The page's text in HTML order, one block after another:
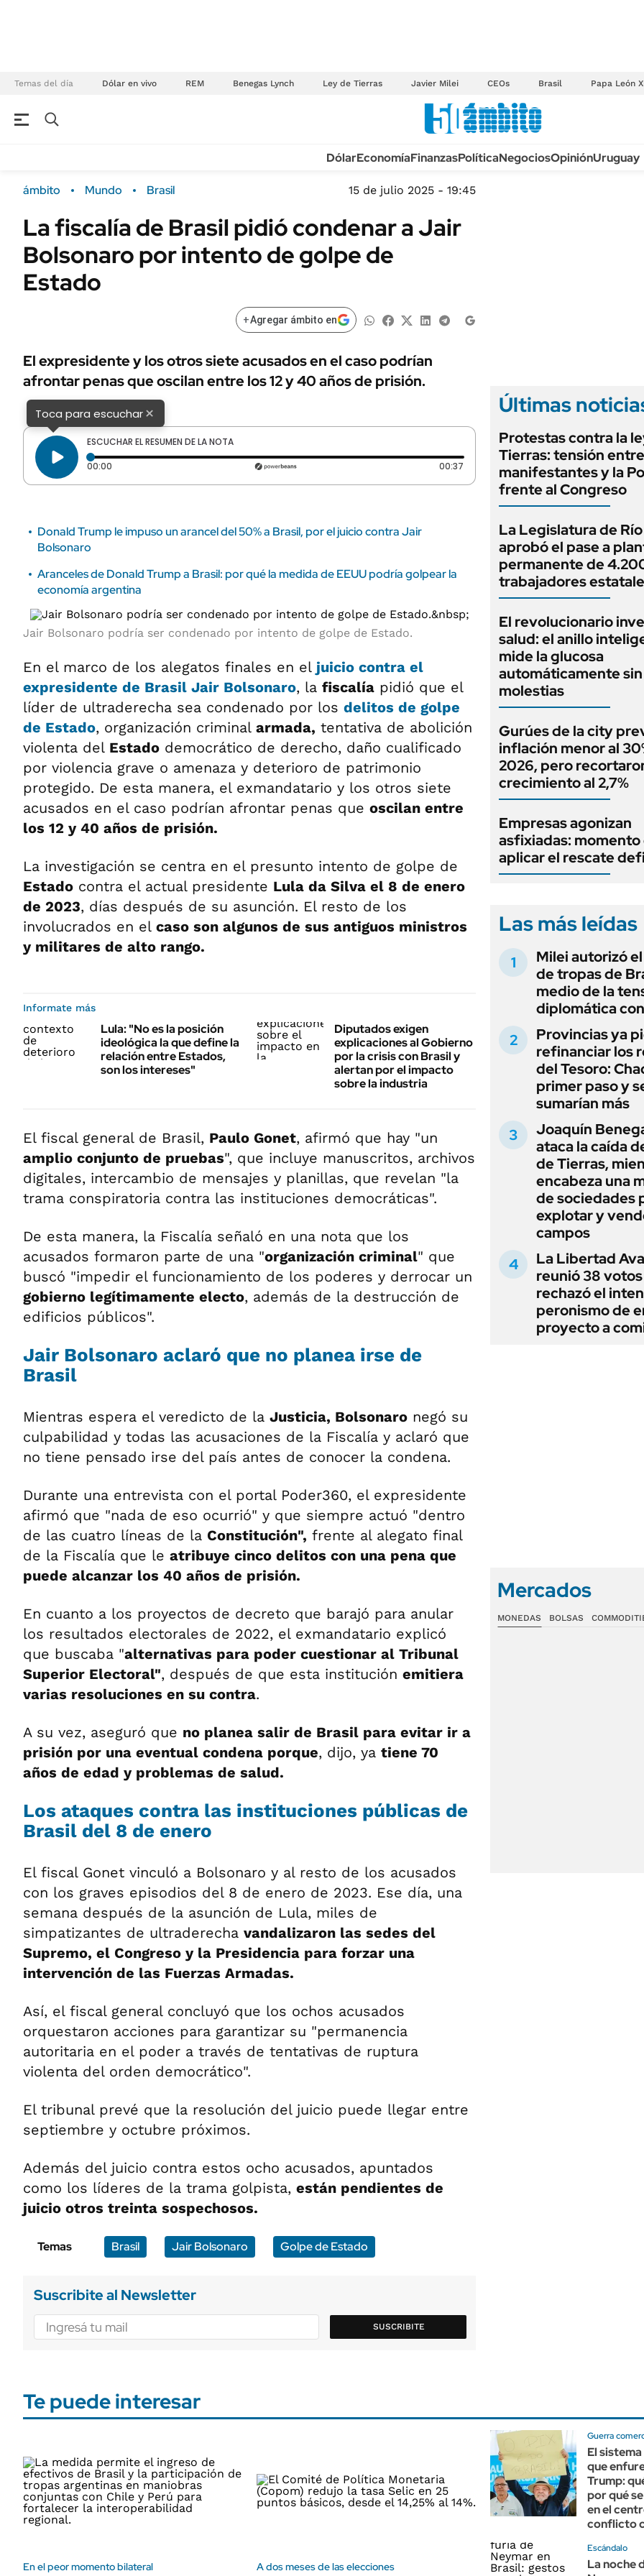
Temas del día Dólar en vivo REM Benegas Lynch Ley de Tierras Javier Milei CEOs Brasil Papa León
Campo
FINANZAS
Dólar
Sustentabilidad
URUGUAY
TECNOLOGÍA
MÉXICO
MUNDO
INFORMACIÓN GENERAL
AUTOS
DólarEconomíaFinanzasPolíticaNegociosOpiniónUruguay
ámbito Mundo Brasil 15 de julio 2025 - 19:45
La fiscalía de Brasil pidió condenar a Jair
Bolsonaro por intento de golpe de
Estado
+Agregar ámbito en
El expresidente y los otros siete acusados en el caso podrían
afrontar penas que oscilan entre los 12 y 40 años de prisión.
Toca para escuchar×
ESCUCHAR EL RESUMEN DE LA NOTA
00:00 Tiempo transcurrido: 0 segundos 00:37 Duración: 37 segundos
Donald Trump le impuso un arancel del 50% a Brasil, por el juicio contra Jair
Bolsonaro
Aranceles de Donald Trump a Brasil: por qué la medida de EEUU podría golpear la
economía argentina
Jair Bolsonaro podría ser condenado por intento de golpe de Estado.
En el marco de los alegatos finales en el juicio contra el
expresidente de Brasil Jair Bolsonaro, la fiscalía pidió que el
líder de ultraderecha sea condenado por los delitos de golpe
de Estado, organización criminal armada, tentativa de abolición
violenta del Estado democrático de derecho, daño cualificado
por violencia grave o amenaza y deterioro de patrimonio
protegido. De esta manera, el exmandatario y los otros siete
acusados en el caso podrían afrontar penas que oscilan entre
los 12 y 40 años de prisión.
La investigación se centra en el presunto intento de golpe de
Estado contra el actual presidente Lula da Silva el 8 de enero
de 2023, días después de su asunción. El resto de los
involucrados en el caso son algunos de sus antiguos ministros
y militares de alto rango.
Informate más
Lula: "No es la posición
ideológica la que define la
relación entre Estados,
son los intereses"
Diputados exigen
explicaciones al Gobierno
por la crisis con Brasil y
alertan por el impacto
sobre la industria
El fiscal general de Brasil, Paulo Gonet, afirmó que hay "un
amplio conjunto de pruebas", que incluye manuscritos, archivos
digitales, intercambio de mensajes y planillas, que revelan "la
trama conspiratoria contra las instituciones democráticas".
De esta manera, la Fiscalía señaló en una nota que los
acusados formaron parte de una "organización criminal" que
buscó "impedir el funcionamiento de los poderes y derrocar un
gobierno legítimamente electo, además de la destrucción de
edificios públicos".
Jair Bolsonaro aclaró que no planea irse de
Brasil
Mientras espera el veredicto de la Justicia, Bolsonaro negó su
culpabilidad y todas las acusaciones de la Fiscalía y aclaró que
no tiene pensado irse del país antes de conocer la condena.
Durante una entrevista con el portal Poder360, el expresidente
afirmó que "nada de eso ocurrió" y que siempre actuó "dentro
de las cuatro líneas de la Constitución", frente al alegato final
de la Fiscalía que le atribuye cinco delitos con una pena que
puede alcanzar los 40 años de prisión.
En cuanto a los proyectos de decreto que barajó para anular
los resultados electorales de 2022, el exmandatario explicó
que buscaba "alternativas para poder cuestionar al Tribunal
Superior Electoral", después de que esta institución emitiera
varias resoluciones en su contra.
A su vez, aseguró que no planea salir de Brasil para evitar ir a
prisión por una eventual condena porque, dijo, ya tiene 70
años de edad y problemas de salud.
Los ataques contra las instituciones públicas de
Brasil del 8 de enero
El fiscal Gonet vinculó a Bolsonaro y al resto de los acusados
con los graves episodios del 8 de enero de 2023. Ese día, una
semana después de la asunción de Lula, miles de
simpatizantes de ultraderecha vandalizaron las sedes del
Supremo, el Congreso y la Presidencia para forzar una
intervención de las Fuerzas Armadas.
Así, el fiscal general concluyó que los ochos acusados
orquestaron acciones para garantizar su "permanencia
autoritaria en el poder a través de tentativas de ruptura
violenta del orden democrático".
El tribunal prevé que la resolución del juicio puede llegar entre
septiembre y octubre próximos.
Además del juicio contra estos ocho acusados, apuntados
como los líderes de la trama golpista, están pendientes de
juicio otros treinta sospechosos.
Temas Brasil Jair Bolsonaro Golpe de Estado
Suscribite al Newsletter
SUSCRIBITE
Últimas
Protestas contra la
Tierras: tensión entre
manifestantes y la
frente al Congreso
La Legislatura de
aprobó el pase a
permanente de
trabajadores
El revolucionario
salud: el anillo
mide la glucosa
automáticamente
molestias
Gurúes de la city
inflación menor al
2026, pero
crecimiento al 2,7%
Empresas agonizan
asfixiadas: momento
aplicar el rescate
Las más leídas
Milei autorizó
de tropas de
medio de la
diplomática
Provincias ya
refinanciar los
del Tesoro:
primer paso y
sumarían más
Joaquín
ataca la caída
de Tierras,
encabeza una
de sociedades
explotar y
campos
La Libertad
reunió 38
rechazó el
peronismo de
proyecto a
Mercados
MONEDAS BOLSAS
Te puede interesar
En el peor momento bilateral A dos meses de las elecciones
Guerra
El
que
Trump:
por qué
en el
conflicto
Escándalo
La noche